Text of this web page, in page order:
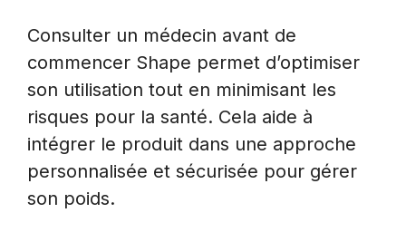
Consulter un médecin avant de
commencer Shape permet d’optimiser
son utilisation tout en minimisant les
risques pour la santé. Cela aide à
intégrer le produit dans une approche
personnalisée et sécurisée pour gérer
son poids.